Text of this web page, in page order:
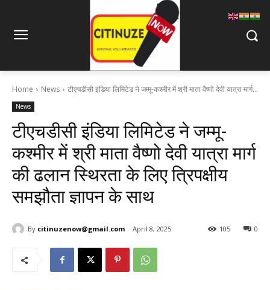
Home News टीएचडीसी इंडिया लिमिटेड ने जम्मू-कश्मीर में श्री माता वैष्णो देवी यात्रा मार्ग...
News
टीएचडीसी इंडिया लिमिटेड ने जम्मू-
कश्मीर में श्री माता वैष्णो देवी यात्रा मार्ग
की ढलान स्थिरता के लिए त्रिपक्षीय
समझौता ज्ञापन के साथ
By citinuzenow@gmail.com April 8, 2025 0
105